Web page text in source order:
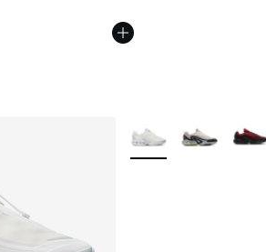
Meer kleuren